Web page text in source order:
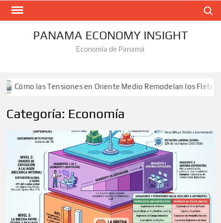
Saltar
PANAMA ECONOMY INSIGHT
Economía de Panamá
las Tensiones en Oriente Medio Remodelan los Fletes
Categoría: Economía